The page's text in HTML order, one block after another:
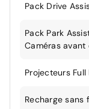
Pack Drive
Pack Park
Caméras avant
Projecteurs Full
Recharge sans